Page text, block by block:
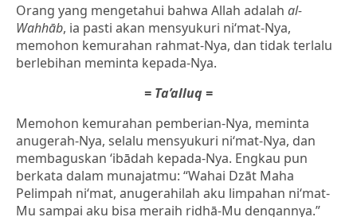
Orang yang mengetahui bahwa Allah adalah al-
Wahhāb, ia pasti akan mensyukuri ni‘mat-Nya,
memohon kemurahan rahmat-Nya, dan tidak terlalu
berlebihan meminta kepada-Nya.
= Ta’alluq =
Memohon kemurahan pemberian-Nya, meminta
anugerah-Nya, selalu mensyukuri ni‘mat-Nya, dan
membaguskan ‘ibādah kepada-Nya. Engkau pun
berkata dalam munajatmu: “Wahai Dzāt Maha
Pelimpah ni‘mat, anugerahilah aku limpahan ni‘mat-
Mu sampai aku bisa meraih ridhā-Mu dengannya.”